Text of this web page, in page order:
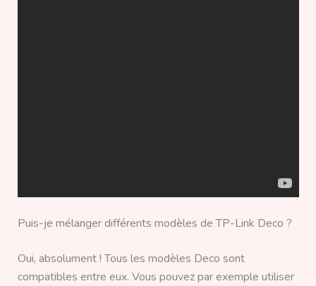
Puis-je mélanger différents modèles de TP-Link Deco ?
Oui, absolument ! Tous les modèles Deco sont
compatibles entre eux. Vous pouvez par exemple utiliser